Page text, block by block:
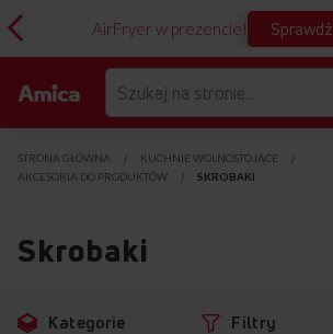
AirFryer w prezencie! Sprawdź
STRONA GŁÓWNA
KUCHNIE WOLNOSTOJĄCE
AKCESORIA DO PRODUKTÓW
SKROBAKI
Skrobaki
do
Kategorie Filtry
do